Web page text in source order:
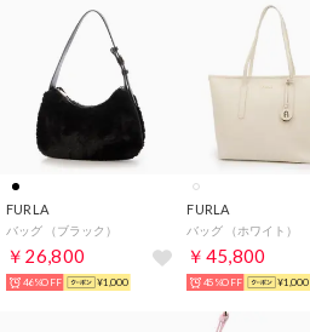
FURLA
バッグ （ブラック）
￥26,800
46%OFF ¥1,000
FURLA
バッグ （ホワイト）
￥45,800
45%OFF ¥1,000